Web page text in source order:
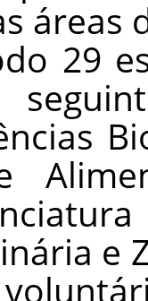
áreas
29
e